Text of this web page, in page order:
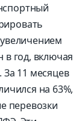
в год, включая
11 месяцев
на 63%,
перевозки